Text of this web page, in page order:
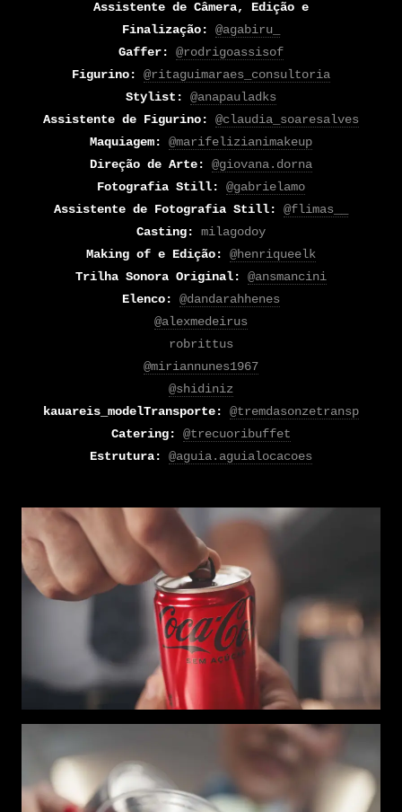
Assistente de Câmera, Edição e
Finalização:
@agabiru_
Gaffer:
@rodrigoassisof
Figurino:
@ritaguimaraes_consultoria
Stylist:
@anapauladks
Assistente de Figurino:
@claudia_soaresalves
Maquiagem:
@marifelizianimakeup
Direção de Arte:
@giovana.dorna
Fotografia Still:
@gabrielamo
Assistente de Fotografia Still:
@flimas__
Casting:
Making of e Edição:
@henriqueelk
Trilha Sonora Original:
@ansmancini
Elenco:
@dandarahhenes
@alexmedeirus
@miriannunes1967
@shidiniz
kauareis_modelTransporte:
@tremdasonzetransp
Catering:
@trecuoribuffet
Estrutura:
@aguia.aguialocacoes